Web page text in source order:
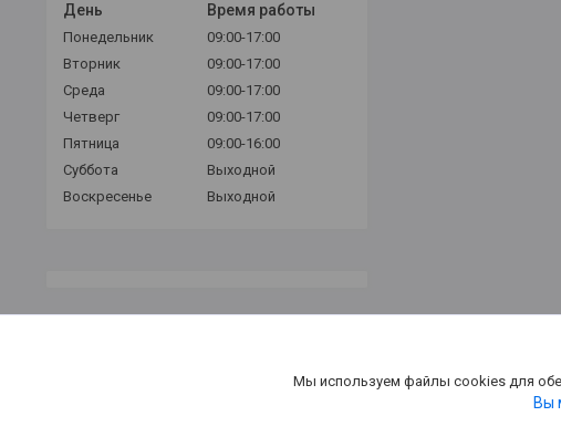
День
Время работы
Понедельник
09:00-17:00
Вторник
09:00-17:00
Среда
09:00-17:00
Четверг
09:00-17:00
Пятница
09:00-16:00
Суббота
Выходной
Воскресенье
Выходной
Мы используем файлы cookies для
Вы